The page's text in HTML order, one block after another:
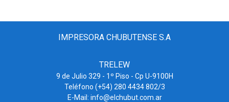
IMPRESORA CHUBUTENSE S.A
TRELEW
9 de Julio 329 - 1º Piso - Cp U-9100H
Teléfono (+54) 280 4434 802/3
E-Mail: info@elchubut.com.ar